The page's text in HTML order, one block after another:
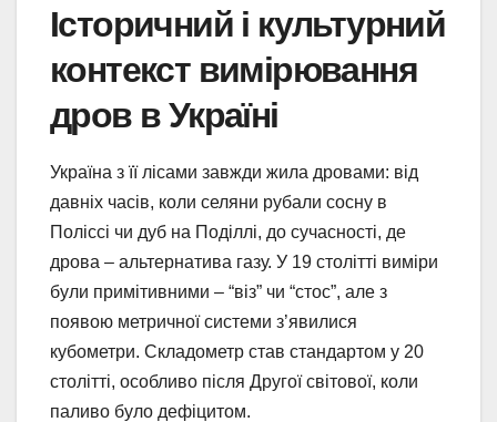
Історичний і культурний
контекст вимірювання
дров в Україні
Україна з її лісами завжди жила дровами: від
давніх часів, коли селяни рубали сосну в
Поліссі чи дуб на Поділлі, до сучасності, де
дрова – альтернатива газу. У 19 столітті виміри
були примітивними – “віз” чи “стос”, але з
появою метричної системи з’явилися
кубометри. Складометр став стандартом у 20
столітті, особливо після Другої світової, коли
паливо було дефіцитом.